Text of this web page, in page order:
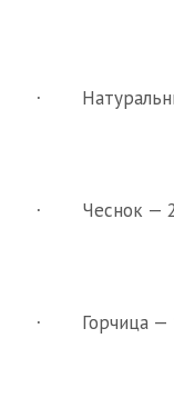
·
· Чеснок —
· Горчица —